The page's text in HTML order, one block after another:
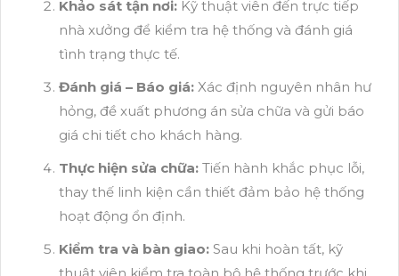
Khảo sát tận nơi: Kỹ thuật viên đến trực tiếp
nhà xưởng để kiểm tra hệ thống và đánh giá
tình trạng thực tế.
Đánh giá – Báo giá: Xác định nguyên nhân hư
hỏng, đề xuất phương án sửa chữa và gửi báo
giá chi tiết cho khách hàng.
Thực hiện sửa chữa: Tiến hành khắc phục lỗi,
thay thế linh kiện cần thiết đảm bảo hệ thống
hoạt động ổn định.
Kiểm tra và bàn giao: Sau khi hoàn tất, kỹ